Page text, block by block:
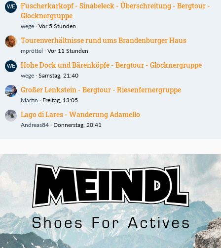
Fuscherkarkopf - Sinabeleck - Überschreitung - Bergtour -
Glocknergruppe
wege Vor 5 Stunden
Tourenverhältnisse rund ums Brandenburger Haus
mpröttel Vor 11 Stunden
Hohe Dock und Bärenköpfe - Bergtour - Glocknergruppe
wege Samstag, 21:40
Großer Lenkstein - Bergtour - Riesenfernergruppe
Martin Freitag, 13:05
Lago di Lares - Wanderung Adamello
Andreas84 Donnerstag, 20:41